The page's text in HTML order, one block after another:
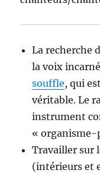
La recherche
la voix
souffle, qui
véritable. Le
instrument
« organisme-
Travailler sur
(intérieurs et